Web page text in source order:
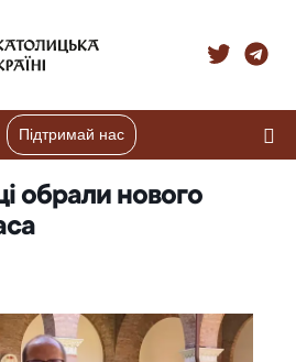
Підтримай нас
обрали нового